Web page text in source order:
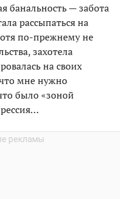
банальность — забота
рассыпаться на
по-прежнему не
захотела
на своих
мне нужно
было «зоной